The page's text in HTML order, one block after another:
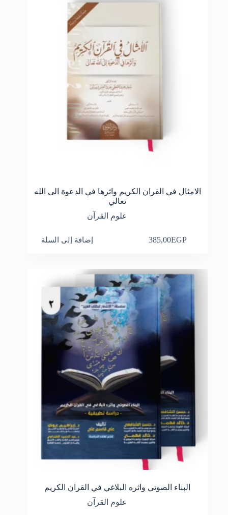
الامثال في القران الكريم واثرها في الدعوة الى الله
تعالي
علوم القرآن
385,00EGP إضافة إلى السلة
البناء الصوتي واثره البلاغي في القران الكريم
علوم القرآن